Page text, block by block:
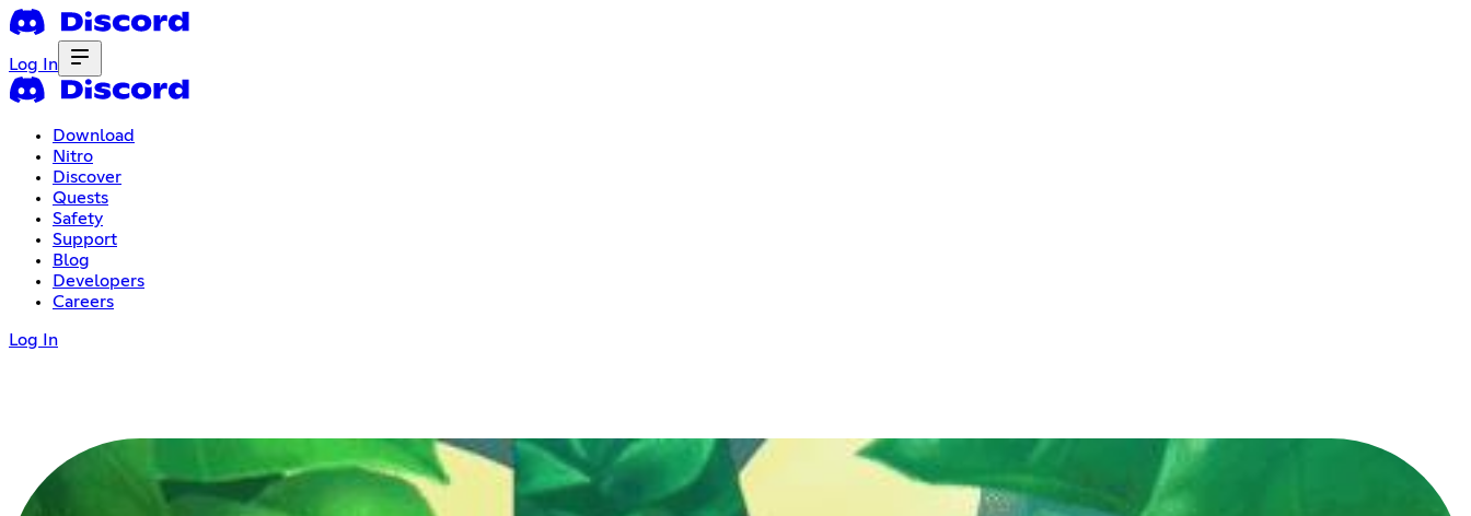
Log In
Download
Nitro
Discover
Quests
Safety
Support
Blog
Developers
Careers
Log In